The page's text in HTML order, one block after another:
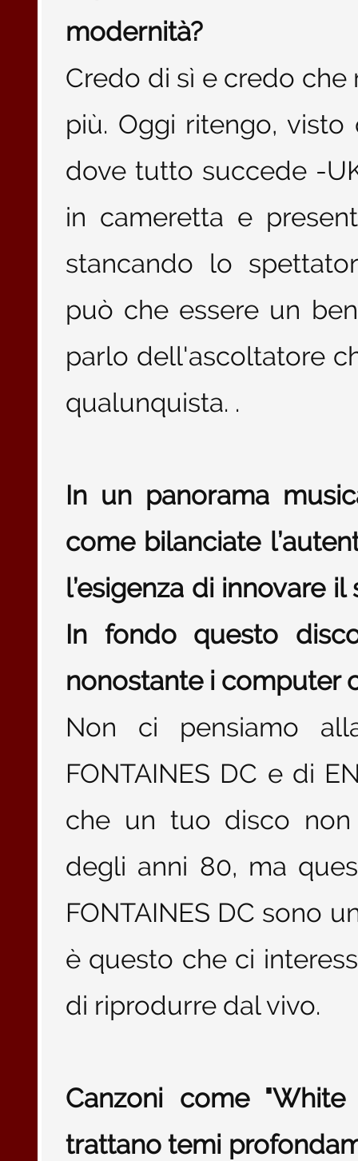
modernità?
Credo di sì e credo
più. Oggi ritengo,
dove tutto succede -
in cameretta e
stancando lo
può che essere un
parlo dell'ascoltatore
qualunquista. .
In un panorama
come bilanciate
l’esigenza di innovare
In fondo questo
nonostante i computer
Non ci pensiamo
FONTAINES DC e di
che un tuo disco
degli anni 80, ma
FONTAINES DC sono
è questo che ci
di riprodurre dal vivo.
Canzoni come
trattano temi